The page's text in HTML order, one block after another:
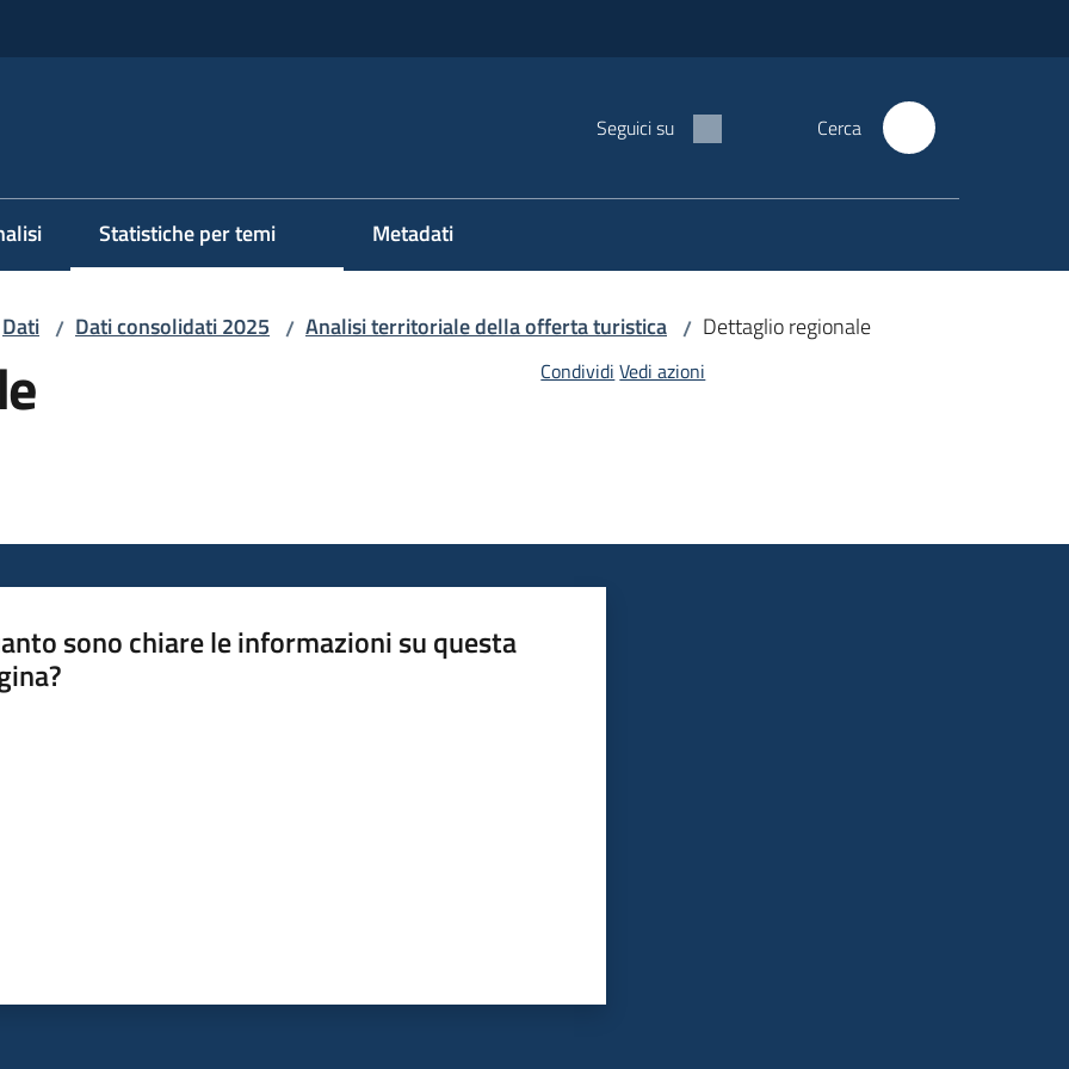
Seguici su Cerca
Statistiche per temi Metadati
Dati / Dati consolidati 2025 / Analisi territoriale della offerta turistica / Dettaglio regionale
Condividi Vedi azioni
sono chiare le informazioni su questa